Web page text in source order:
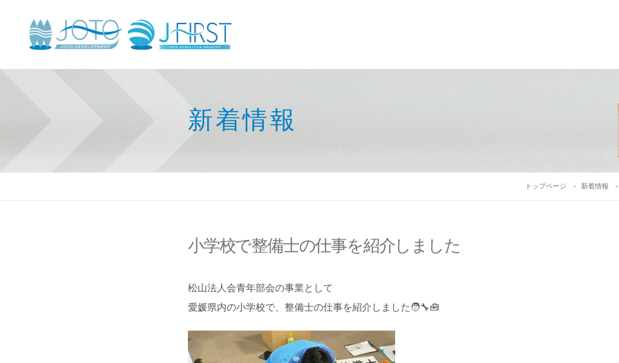
新着情報
トップページ 新着情報
小学校で整備士の仕事を紹介しました
松山法人会青年部会の事業として
愛媛県内の小学校で、整備士の仕事を紹介しました🧑‍🔧🧰